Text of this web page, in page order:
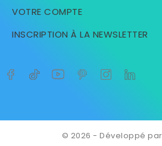
VOTRE COMPTE
INSCRIPTION À LA NEWSLETTER
© 2026 - Développé